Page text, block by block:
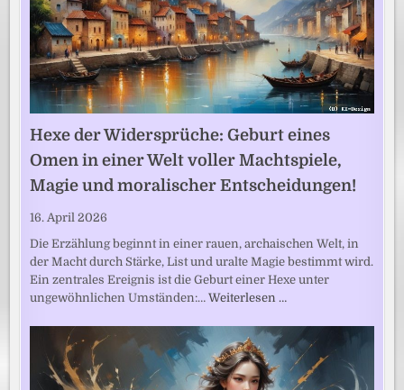
Hexe der Widersprüche: Geburt eines
Omen in einer Welt voller Machtspiele,
Magie und moralischer Entscheidungen!
16. April 2026
Die Erzählung beginnt in einer rauen, archaischen Welt, in
der Macht durch Stärke, List und uralte Magie bestimmt wird.
Ein zentrales Ereignis ist die Geburt einer Hexe unter
ungewöhnlichen Umständen:…Weiterlesen …